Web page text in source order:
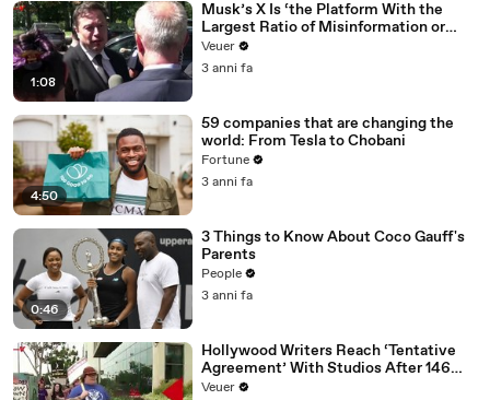
1:08
Musk’s X Is ‘the Platform With the
Largest Ratio of Misinformation or
Disinformation’ Amongst All Social
Media Platforms
Veuer
3 anni fa
4:50
59 companies that are changing the
world: From Tesla to Chobani
Fortune
3 anni fa
0:46
3 Things to Know About Coco Gauff's
Parents
People
3 anni fa
Hollywood Writers Reach ‘Tentative
Agreement’ With Studios After 146
Day Strike
Veuer